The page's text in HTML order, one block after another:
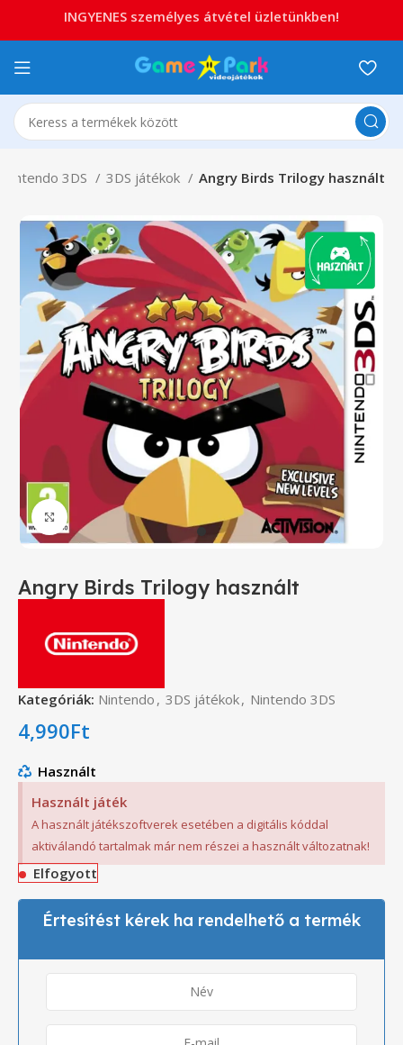
Nintendo 3DS 3DS játékok Angry Birds Trilogy használt
Click to enlarge
Angry Birds Trilogy használt
Kategóriák: Nintendo , 3DS játékok, Nintendo 3DS
4,990Ft
Használt
Használt játék
A használt játékszoftverek esetében a digitális kóddal
aktiválandó tartalmak már nem részei a használt változatnak!
Elfogyott
Értesítést kérek ha rendelhető a termék
INGYENES személyes átvétel üzletünkben!